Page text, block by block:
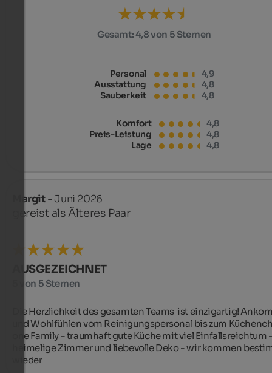
Gesamt:4,8 von 5 Sternen
Personal
4,9
Ausstattung
4,8
Sauberkeit
4,8
Komfort
4,8
Preis-Leistung
4,8
Lage
4,8
Margit- Juni 2026
gereist als Älteres Paar
AUSGEZEICHNET
5 von 5 Sternen
Die Herzlichkeit des gesamten Teams  ist einzigartig!
und Wohlfühlen vom Reinigungspersonal bis zum
one Family - traumhaft gute Küche mit viel Einfallsreichtum
heimelige Zimmer und liebevolle Deko - wir kommen
wieder